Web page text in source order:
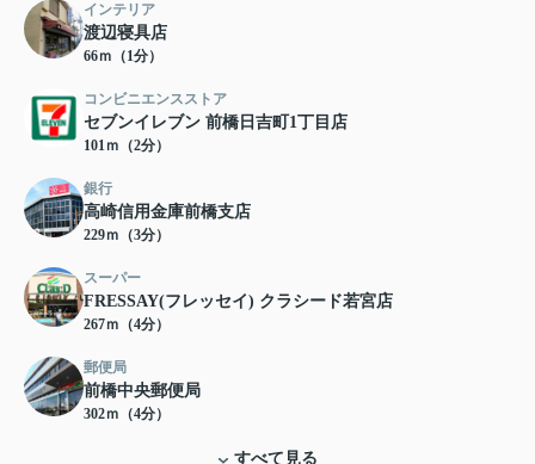
インテリア
渡辺寝具店
66ｍ（1分）
コンビニエンスストア
セブンイレブン 前橋日吉町1丁目店
101ｍ（2分）
銀行
高崎信用金庫前橋支店
229ｍ（3分）
スーパー
FRESSAY(フレッセイ) クラシード若宮店
267ｍ（4分）
郵便局
前橋中央郵便局
302ｍ（4分）
すべて見る